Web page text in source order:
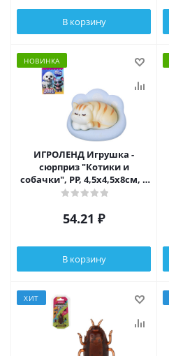
В корзину
НОВИНКА
ИГРОЛЕНД Игрушка -
сюрприз "Котики и
собачки", РР, 4,5х4,5х8см, 3
дизайна
54.21 ₽
В корзину
ХИТ